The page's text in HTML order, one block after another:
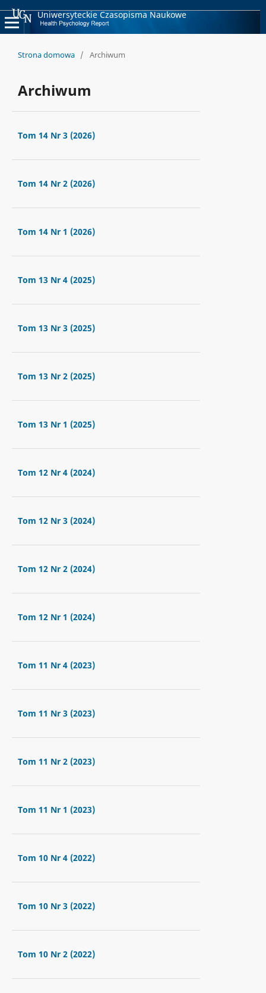
Uniwersyteckie Czasopisma Naukowe
Strona domowa / Archiwum
Archiwum
Tom 14 Nr 3 (2026)
Tom 14 Nr 2 (2026)
Tom 14 Nr 1 (2026)
Tom 13 Nr 4 (2025)
Tom 13 Nr 3 (2025)
Tom 13 Nr 2 (2025)
Tom 13 Nr 1 (2025)
Tom 12 Nr 4 (2024)
Tom 12 Nr 3 (2024)
Tom 12 Nr 2 (2024)
Tom 12 Nr 1 (2024)
Tom 11 Nr 4 (2023)
Tom 11 Nr 3 (2023)
Tom 11 Nr 2 (2023)
Tom 11 Nr 1 (2023)
Tom 10 Nr 4 (2022)
Tom 10 Nr 3 (2022)
Tom 10 Nr 2 (2022)